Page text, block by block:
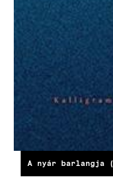
A nyár barlangja